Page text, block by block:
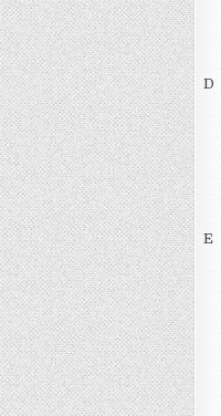
D
E